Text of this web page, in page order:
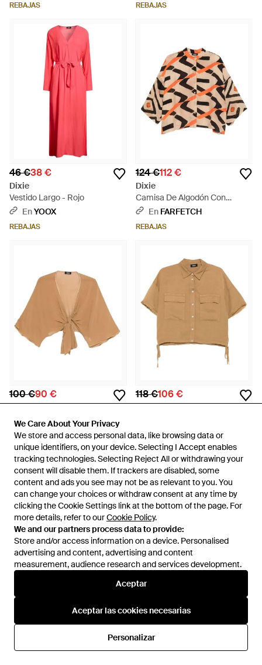
We Care About Your Privacy
We store and access personal data, like browsing data or
unique identifiers, on your device. Selecting I Accept enables
tracking technologies. Selecting Reject All or withdrawing your
consent will disable them. If trackers are disabled, some
content and ads you see may not be as relevant to you. You
can change your choices or withdraw consent at any time by
clicking the Cookie Settings link at the bottom of the page. For
more details, refer to ourCookie Policy.
We and our partners process data to provide:
Store and/or access information on a device. Personalised
advertising and content, advertising and content
measurement, audience research and services development.
Aceptar
Aceptar las cookies necesarias
Personalizar
We Care About Your Privacy
We store and access personal data, like browsing data or
unique identifiers, on your device. Selecting I Accept enables
tracking technologies. Selecting Reject All or withdrawing your
consent will disable them. If trackers are disabled, some
content and ads you see may not be as relevant to you. You
can change your choices or withdraw consent at any time by
clicking the Cookie Settings link at the bottom of the page. For
more details, refer to ourCookie Policy.
We and our partners process data to provide:
Store and/or access information on a device. Personalised
advertising and content, advertising and content
measurement, audience research and services development.
Aceptar
Aceptar las cookies necesarias
Personalizar
REBAJAS REBAJAS
46 €38 €
Dixie
Vestido Largo - Rojo
EnYOOX
REBAJAS
124 €112 €
Dixie
Camisa De Algodón Con
Estampado Abstracto - Neutro
En FARFETCH
REBAJAS
100 €90 €
Dixie
Top Con Lazo En El Frente -
Neutro
EnFARFETCH
REBAJAS
118 €106 €
Dixie
- Neutro
En FARFETCH
REBAJAS
Dixie
Top Con Cuello En V - Verde
EnFARFETCH
100 €90 €
Camisa Con Botones - Negro
EnFARFETCH